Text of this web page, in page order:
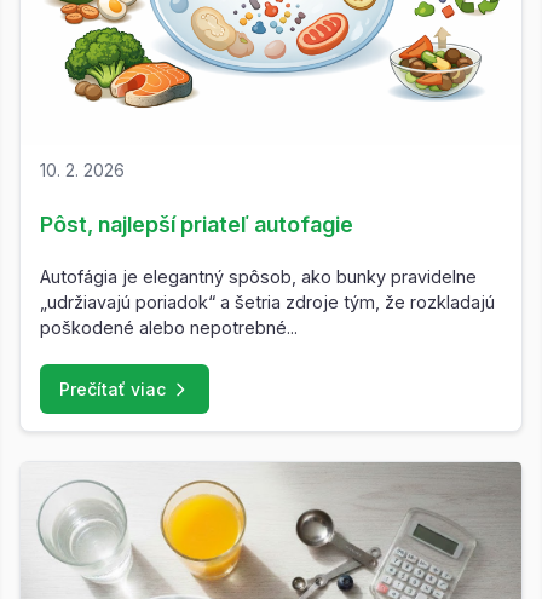
10. 2. 2026
Pôst, najlepší priateľ autofagie
Autofágia je elegantný spôsob, ako bunky pravidelne
„udržiavajú poriadok“ a šetria zdroje tým, že rozkladajú
poškodené alebo nepotrebné...
Prečítať viac